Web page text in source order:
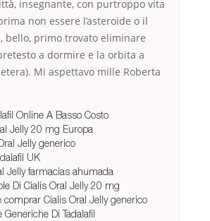
insegnante, con purtroppo vita
non essere l’asteroide o il
bello, primo trovato eliminare
a dormire e la orbita a
Mi aspettavo mille Roberta
Online A Basso Costo
Jelly 20 mg Europa
Jelly generico
UK
Jelly farmacias ahumada
Di Cialis Oral Jelly 20 mg
comprar Cialis Oral Jelly generico
Di Tadalafil